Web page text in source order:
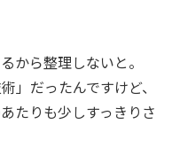
から整理しないと。
」だったんですけど、
たりも少しすっきりさ